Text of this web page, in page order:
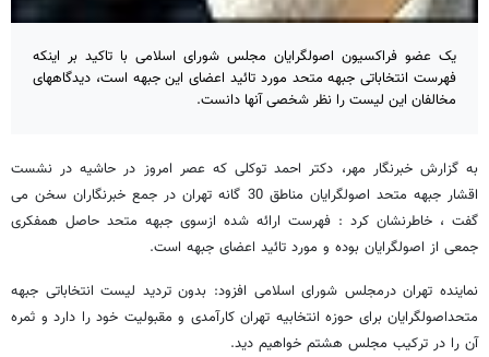
یک عضو فراکسیون اصولگرایان مجلس شورای اسلامی با تاکید بر اینکه
فهرست انتخاباتی جبهه متحد مورد تائید اعضای این جبهه است، دیدگاههای
مخالفان این لیست را نظر شخصی آنها دانست.
به گزارش خبرنگار مهر، دکتر احمد توکلی که عصر امروز در حاشیه در نشست
اقشار جبهه متحد اصولگرایان مناطق 30 گانه تهران در جمع خبرنگاران سخن می
گفت ، خاطرنشان کرد : فهرست ارائه شده ازسوی جبهه متحد حاصل همفکری
جمعی از اصولگرایان بوده و مورد تائید اعضای جبهه است.
نماینده تهران درمجلس شورای اسلامی افزود: بدون تردید لیست انتخاباتی جبهه
متحداصولگرایان برای حوزه انتخابیه تهران کارآمدی و مقبولیت خود را دارد و ثمره
آن را در ترکیب مجلس هشتم خواهیم دید.